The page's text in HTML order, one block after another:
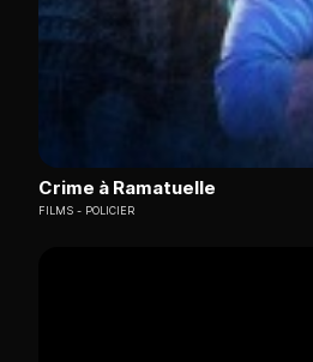
Crime à Ramatuelle
FILMS POLICIER